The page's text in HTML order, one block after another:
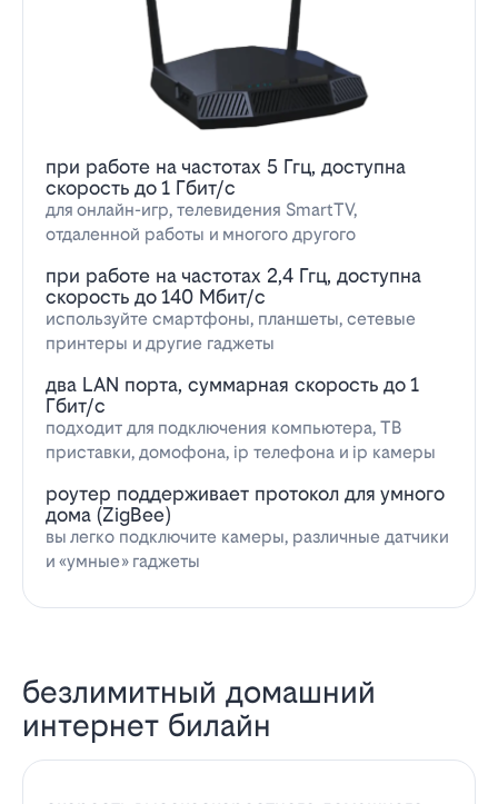
при работе на частотах 5 Ггц, доступна
скорость до 1 Гбит/с
для онлайн-игр, телевидения SmartTV,
отдаленной работы и многого другого
при работе на частотах 2,4 Ггц, доступна
скорость до 140 Мбит/с
используйте смартфоны, планшеты, сетевые
принтеры и другие гаджеты
два LAN порта, суммарная скорость до 1
Гбит/с
подходит для подключения компьютера, ТВ
приставки, домофона, ip телефона и ip камеры
роутер поддерживает протокол для умного
дома (ZigBee)
вы легко подключите камеры, различные датчики
и «умные» гаджеты
безлимитный домашний
интернет билайн